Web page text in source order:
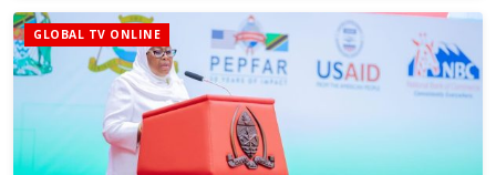
GLOBAL TV ONLINE